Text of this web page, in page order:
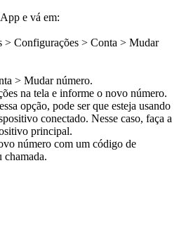
e vá em:
> Configurações > Conta > Mudar
> Mudar número.
na tela e informe o novo número.
opção, pode ser que esteja usando
conectado. Nesse caso, faça a
principal.
número com um código de